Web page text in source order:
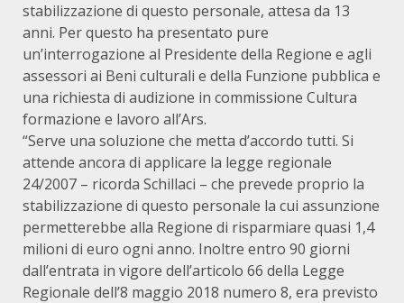
stabilizzazione di questo personale, attesa da 13
anni. Per questo ha presentato pure
un’interrogazione al Presidente della Regione e agli
assessori ai Beni culturali e della Funzione pubblica e
una richiesta di audizione in commissione Cultura
formazione e lavoro all’Ars.
“Serve una soluzione che metta d’accordo tutti. Si
attende ancora di applicare la legge regionale
24/2007 – ricorda Schillaci – che prevede proprio la
stabilizzazione di questo personale la cui assunzione
permetterebbe alla Regione di risparmiare quasi 1,4
milioni di euro ogni anno. Inoltre entro 90 giorni
dall’entrata in vigore dell’articolo 66 della Legge
Regionale dell’8 maggio 2018 numero 8, era previsto